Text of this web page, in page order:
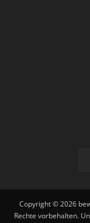
Copyright © 2026
Rechte vorbehalten.